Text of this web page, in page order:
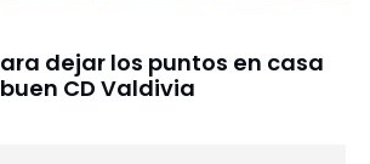
dejar los puntos en casa
CD Valdivia